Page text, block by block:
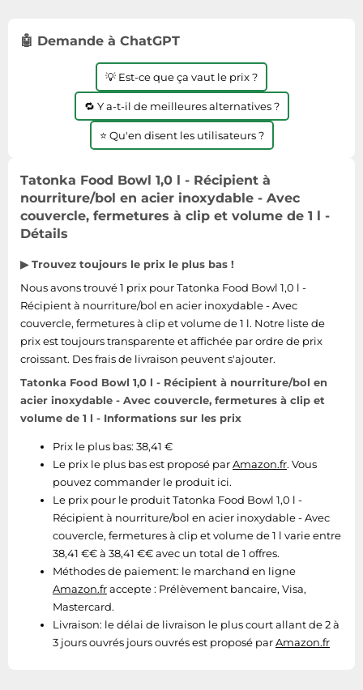
Techniques de mesure
Textiles de maison
Tondeuses
Tronçonneuses
Tuyaux d'arrosage
Éclairage
Éviers
Jeux électroniques
Machines à coudre
Montres connectées
Objectifs photo
Ordinateurs portables
Photo
Plaques de cuisson
Robots de cuisine
Réfrigérateurs
Smartphones
Sèche-linge
Tablettes tactiles
Tondeuses cheveux & barbe
Téléviseurs
Télévision & vidéo
Électroménager
Vélos biking
Vêtements de sport
Équipement outdoor
🤖 Demande à ChatGPT
💡 Est-ce que ça vaut le prix ?
🔁 Y a-t-il de meilleures alternatives ?
⭐ Qu'en disent les utilisateurs ?
Tatonka Food Bowl 1,0 l - Récipient à
nourriture/bol en acier inoxydable - Avec
couvercle, fermetures à clip et volume de 1 l -
Détails
▶ Trouvez toujours le prix le plus bas !
Nous avons trouvé 1 prix pour Tatonka Food Bowl 1,0 l -
Récipient à nourriture/bol en acier inoxydable - Avec
couvercle, fermetures à clip et volume de 1 l. Notre liste de
prix est toujours transparente et affichée par ordre de prix
croissant. Des frais de livraison peuvent s'ajouter.
Tatonka Food Bowl 1,0 l - Récipient à nourriture/bol en
acier inoxydable - Avec couvercle, fermetures à clip et
volume de 1 l - Informations sur les prix
Prix le plus bas: 38,41 €
Le prix le plus bas est proposé parAmazon.fr. Vous
pouvez commander le produit ici.
Le prix pour le produit Tatonka Food Bowl 1,0 l -
Récipient à nourriture/bol en acier inoxydable - Avec
couvercle, fermetures à clip et volume de 1 l varie entre
38,41 €€ à 38,41 €€ avec un total de 1 offres.
Méthodes de paiement: le marchand en ligne
Amazon.fraccepte : Prélèvement bancaire, Visa,
Mastercard.
Livraison: le délai de livraison le plus court allant de 2 à
3 jours ouvrés jours ouvrés est proposé parAmazon.fr